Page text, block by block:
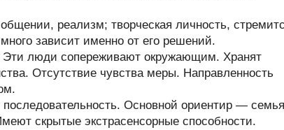
реализм; творческая личность,
зависит именно от его решений.
Эти люди сопереживают окружающим. Хранят
Отсутствие чувства меры. Направленность
Основной ориентир —
скрытые экстрасенсорные способности.